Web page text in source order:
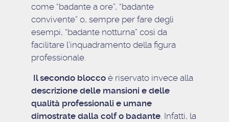
come “badante a ore”, “badante
convivente” o, sempre per fare degli
esempi, “badante notturna” così da
facilitare l’inquadramento della figura
professionale.
Il secondo bloccoè riservato invece alla
descrizione delle mansioni e delle
qualità professionali e umane
dimostrate dalla colf o badante. Infatti, la